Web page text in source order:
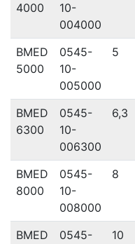
4000
10-
004000
BMED
5000
0545-
10-
005000
5
BMED
6300
0545-
10-
006300
6,3
BMED
8000
0545-
10-
008000
8
BMED
0545-
10